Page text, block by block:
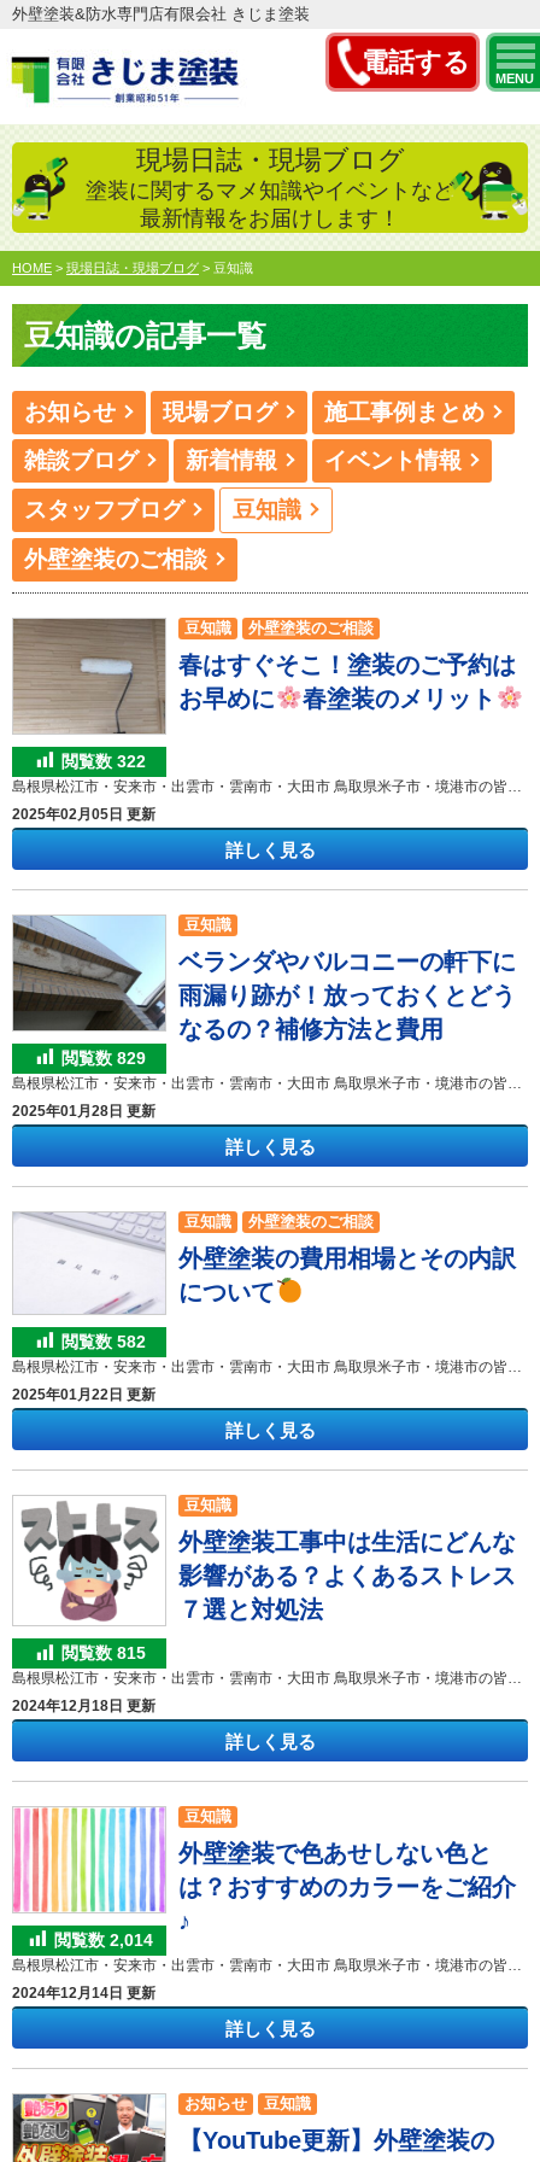
電話する
MENU
外壁塗装&防水専門店有限会社 きじま塗装
現場日誌・現場ブログ
塗装に関するマメ知識やイベントなど
最新情報をお届けします！
HOME > 現場日誌・現場ブログ > 豆知識
豆知識の記事一覧
お知らせ 現場ブログ
施工事例まとめ
雑談ブログ
新着情報
イベント情報
スタッフブログ
豆知識
外壁塗装のご相談
閲覧数322
春はすぐそこ！塗装のご予約は
お早めに
春塗装のメリット
2025年02月05日 更新
詳しく見る
豆知識 外壁塗装のご相談
閲覧数829
ベランダやバルコニーの軒下に
雨漏り跡が！放っておくとどう
なるの？補修方法と費用
2025年01月28日 更新
詳しく見る
豆知識
閲覧数582
外壁塗装の費用相場とその内訳
について
島根県松江市・安来市・出雲市・雲南市・大田市 鳥取県米子市・境港市の皆様 こんにちは！ 外壁塗装＆屋根塗装専門店のきじま塗装です。 いつも弊社のHP訪問、ブログ閲覧ありがとうございます!(^^)! 冬の果物の定番と言えばみかん
2025年01月22日 更新
詳しく見る
豆知識 外壁塗装のご相談
閲覧数815
外壁塗装工事中は生活にどんな
影響がある？よくあるストレス
７選と対処法
島根県松江市・安来市・出雲市・雲南市・大田市 鳥取県米子市・境港市の皆様 こんにちは！ 外壁塗装＆屋根塗装専門店のきじま塗装です。 いつも弊社のHP訪問、ブログ閲覧ありがとうございます!(^^)! 「外壁塗装を考えているんだけど、工事中はふだんの生活に影響が出ないか不安…」 初めて外壁塗装をされる方は分からないことが多く、工事中の生活への影響について気になる方も多いと思います。 外壁塗装工事中は普段と違う環境になるため、お子様やペットがいるご家庭では特に心配になってしまいますよね。 そこで今回は、外壁塗装工事中に感じるよくあるストレスについて、対処法も含めご紹介したいと思います。 工事前にあらかじめ知っておくことで対策も立てやすくなるかもしれません。ぜひ最後までお読みいただき、参考にしてみてください。 目 次 １．自由に窓が開けられない ２．音がうるさい ３．塗料のにおいがきつい ４．視界が悪い ５．洗濯物が干せない ６．職人への気遣い ７．ご近所への気遣い ８．【まとめ】ストレスを溜めないために １．自由に窓が開けられない 外壁塗装工事中は、塗料の飛散を防ぐために窓に養生を行います。そのため塗装を行っている間窓は開け閉めができない状態になります。 窓を開けて換気したい方にとって、好きなタイミングで窓が開けられないことは大変なストレスになるかもしれません。 場所によって「この窓だけは開閉が行えるようにしたい」というご希望を伺って、開閉ができるように養生することも可能です。また、作業に差し支えない範囲で養生を早めに外すなど配慮させていただきます。工事前に担当者にご相談ください。 ２．音がうるさい 外壁塗装工事中、いつもと違う大きな音がする工程があります。 それは足場の組み立て・解体と、高圧洗浄です。 足場建設の工程のときは、鉄を叩く「カンカンカン！」というような騒音が出ます。 いずれも半日～１日程度で終わりますが、日中自宅におられる方や就寝している方などには、この音がストレスと感じられるかもしれません。 あらかじめ工程は決まっているため、足場建設、足場解体、高圧洗浄など、音がする日を確認しておき、別の場所で過ごすなどの対策をお願いいたします。 ３．塗料のにおい 外壁塗装で扱う塗料の中には、シンナーのような強いにおいがするものがあります。 普段はしないにおいがするため、においに敏感な方や動物にとってはストレスが大きいかもしれません。 においの少ない塗料を選ぶ、窓を開けない、外出するなどの対処法を検討してみましょう。 ペットを飼われている方は外壁塗装中、ペットだけでの留守番はさせない、ペットホテルなどに預ける（長期間が難しい場合はにおいや音がする期間だけ）などの対策をしましょう。 また、外壁塗装には油性塗料と水性塗料の2種類があり、においが気になる方には水性塗料がおすすめです。 ４．視界が悪い 外壁塗装工事では、お家全体を足場とメッシュシートで囲います。 メッシュシートなので完全に視界が遮られるわけではありませんが、いつもより視界が悪くなり息苦しく感じるかもしれません。 職人の安全確保と近隣への塗料の飛散や、高所からのモノの落下などの危険防止のためですのでご容赦ください。 ５．洗濯物が干せない 外壁塗装中は基本的に洗濯物を外に干せません。 洗濯物を屋外に干せないことも家事を担う方にとってはストレスになるかもしれません。 工事の工程や塗装場所によっては干せる場合もありますが、基本的には干せないことを前提に対策を考えておくことをおすすめします。 特に高圧洗浄を行う日は洗濯物が汚れてしまいます。 また、塗装中は洗濯物に塗料のにおいがついてしまうことに加えて、塗料が付着してしまう可能性があります。 外壁塗装工事中は室内干しやコインランドリーなどで対応していただくようお願いします。 「どうしても外に洗濯物を干したい」といった場合は工事が休みの日にまとめて干す方法もあります。ただし、工事が休みの期間中も足場や飛散防止ネットの設置はされたままなので思う通りに干せない場合や、日が当たりにくく乾ききらない場合もあります。 ６．職人への気遣い ずっと家に居なければいけないのだろうか？お茶出しは必要だろうか？など、職人への気遣いがストレスに感じるかもしれません。 基本的に職人への気遣いは不要です。 職人に気を遣って、外壁塗装中ずっと家にいる必要はありません。外壁塗装は外で行う工事の為、家に誰かいなくても滞りなく工事を進めることはできます。 ※足場設置前の現場確認と足場解体前の完了検査では立会いが必要となります。 その日の作業内容にもよりますが、基本的に職人1～2名で作業を行っています。 朝の8時30分頃から作業を開始し、夕方17時頃に終了します。 休憩は1日2回、午前10時と午後15時にとります。休憩の際にお客様からのお茶出し・差し入れは、お客様のご負担になるためお断りしています。共働き家庭のお客様が塗装期間中にわざわざお仕事をお休みされる必要はありませんし、在宅ワーカーの方、専業主婦の方でも職人の休憩時に留守にできないことはご負担になってしまいます。 職人も休憩時はコンビニでトイレや食事など休憩を済ませ、その後、作業のために戻ります。そのため、お客様が職人に気を遣う必要はありません。お茶出しの有無で工事の質が変わることも当然ながら一切ありませんので、ご安心ください。 ７．ご近所への気遣い 上記でも見てきた通り、外壁塗装中は臭いや騒音などが発生します。これらが原因で、近隣住民との関係が悪化してしまうのではないか、と心配になってしまう方は多いようです。 数多くの外壁塗装業者がある中、それぞれ価格や保証制度、アフターサービスなどに違いがあります。さらに、マナーや対応にも違いがあることから、トラブルを未然に防ぐためにも、しっかりと対応してくれる業者を選ぶことをおすすめします。 たとえば、近隣住民への挨拶は徹底してくれるのか、塗料が付着してはいけないところの養生作業をしてくれるのかどうかなど、あらかじめ確認しておくことで、気配りが行き届いている業者かどうかを判断んできるでしょう。 きじま塗装は、お客様のお宅の塗り替え工事を請けたときには、施工前に必ずご近所の方々にご挨拶をさせていただくようにしています。塗装作業が始まると、作業車の出入りから、作業中の騒音、塗料やシンナーの臭いなど、注意しながら作業を進めていても、どうしてもご近所の皆様にご不便やご迷惑をかけることになります。 事前に予想されるご近所からの苦情やトラブルを避けるためには、工事期間のスケジュールなどをきちんとお伝えしながら、心を込めてご挨拶することが大切だと考えております。 例えば足場の鉄骨を組むため、どうしても「カンカンカン！」といううるさい音が出てしまいますが、ご近所の方にも十分理解してもらえるように、ご近所様にご挨拶をしています。 そしてこの足場ができたらそれを覆うようにメッシュという飛散防止ネットを張り、塗料やゴミが近隣の建物につかないよう配慮をしています。 万が一、近隣トラブルが発生した場合は、基本的に業者を中心に対応・解決してもらうのがいいでしょう。弊社に工事を依頼していただいた場合、気になることは遠慮なく弊社の担当者までご連絡ください。 ８．【まとめ】 ストレスを溜めないために 今回は、外壁塗装工事中のストレスと対処法についてご紹介してきました。 外壁塗装中は普段の生活スタイルと異なるためストレスを感じやすい方もいらっしゃるかと思います。 ですが、あらかじめ対処法を知っておけばストレスは軽減することができます。 結論としては、工事にかかる日数と日程などをあらかじめ詳細に把握しておくことが重要です。具体的には、騒音が発生する日、塗料を塗る日などを確認して、あらかじめ外出する予定を立てておくなどの対策をとると良いでしょう。 ストレスがかかるからといって、外壁塗装を後回しにすると家は劣化していくばかりです。 外壁塗装は適切なタイミングで行いましょう！ 外壁塗装・屋根塗装のことなら「きじま塗装」へ！ 壁が随分汚れてきたけど、これって大丈夫？屋根は大丈夫なのかな？などなど、お家のことで何か気になることがありましたらどんな些細なことでもきじま塗装にご相談ください！！ 米子ショールーム情報はこちら↓ 松江ショールームはこちらをクリック↓ 出雲ショールームはこちらをクリック↓ 屋根・外壁塗装専門店「きじま塗装」は、昭和51年島根県出雲市で、外壁塗装会社として創業しました。公共工事がメインでしたが、出雲市、松江市、米子市の島根にお住まいの皆様から、「戸建て住宅、賃貸アパートの外壁塗装や屋根の塗り替えを、出雲市、松江市、米子市でも気軽に相談できる場所が欲しい」という声が多くなり、外壁塗装や屋根の塗り替えリフォームの事を気軽に安心してご相談できるお店にすべく、事業を立ち上げさせていただきました。これからの時代の建物は、壊すから残すへ移行していきます。私たちのライフワークである塗装・防水はまさに時流に乗っていると言えます。塗装・防水を通じて、お客様の財産である建物をより良い状態で次世代へ残していく。そして塗装・防水を通じて弊社に関係する全ての人が幸せになることを追求していきます。どうぞ宜しくお願いします。 島根県・鳥取県で外壁塗装をお考えの方はこちらへ 外壁塗装39.8万円メニュー屋根塗装26.8万円メニュー島根・鳥取の外壁塗装＆屋根専門店きじま塗装へのお問合せはこちらです0800(ハ)-600(ロ)-(－)1116(イイイロ)メールでのお問い合わせはこちらですお問い合わせフォーム
2024年12月18日 更新
詳しく見る
豆知識
閲覧数2,014
外壁塗装で色あせしない色と
は？おすすめのカラーをご紹介
♪
2024年12月14日 更新
詳しく見る
豆知識
【YouTube更新】外壁塗装の
お知らせ 豆知識